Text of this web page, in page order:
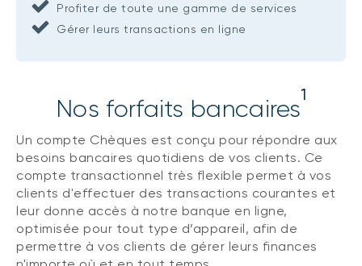
Profiter de toute une gamme de services
Gérer leurs transactions en ligne
Nos forfaits bancaires1
Un compte Chèques est conçu pour répondre aux
besoins bancaires quotidiens de vos clients. Ce
compte transactionnel très flexible permet à vos
clients d'effectuer des transactions courantes et
leur donne accès à notre banque en ligne,
optimisée pour tout type d’appareil, afin de
permettre à vos clients de gérer leurs finances